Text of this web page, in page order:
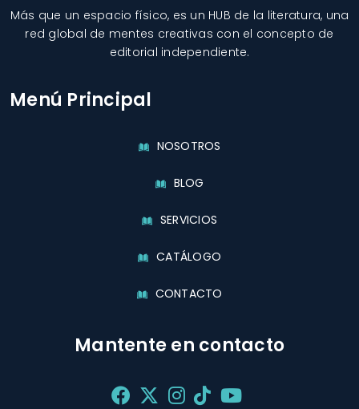
Más que un espacio físico, es un HUB de la literatura, una
red global de mentes creativas con el concepto de
editorial independiente.
Menú Principal
NOSOTROS
BLOG
SERVICIOS
CATÁLOGO
CONTACTO
Mantente en contacto